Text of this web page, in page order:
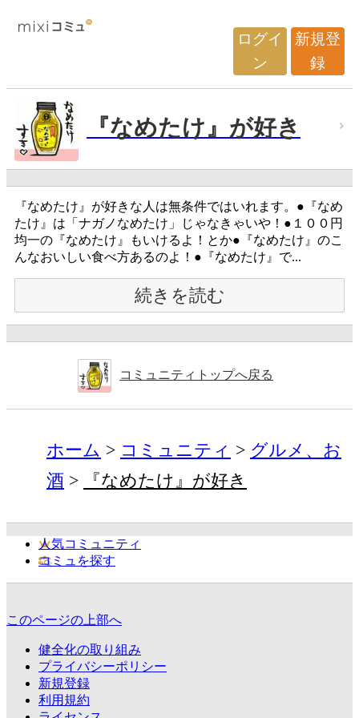
ログイ
ン
新規登
録
『なめたけ』が好き
『なめたけ』が好きな人は無条件ではいれます。●『なめ
たけ』は「ナガノなめたけ」じゃなきゃいや！●１００円
均一の『なめたけ』もいけるよ！とか●『なめたけ』のこ
んなおいしい食べ方あるのよ！●『なめたけ』で...
続きを読む
コミュニティトップへ戻る
ホーム コミュニティ
グルメ、お
酒
『なめたけ』が好き
人気コミュニティ
コミュを探す
このページの上部へ
健全化の取り組み
プライバシーポリシー
新規登録
利用規約